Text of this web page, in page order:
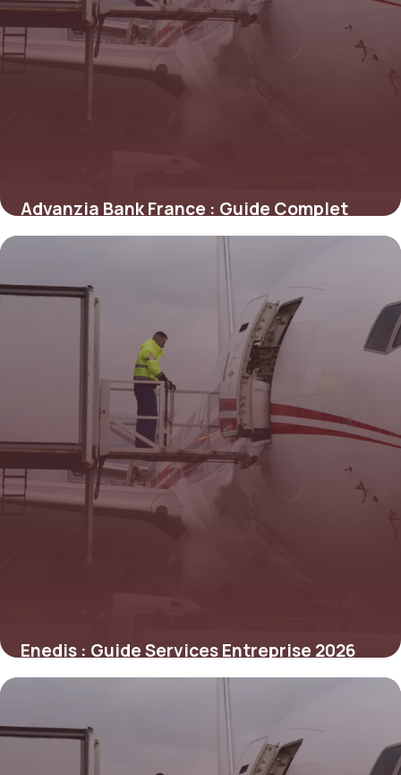
Advanzia Bank France : Guide Complet
2026
Enedis : Guide Services Entreprise 2026
5 juin 2026